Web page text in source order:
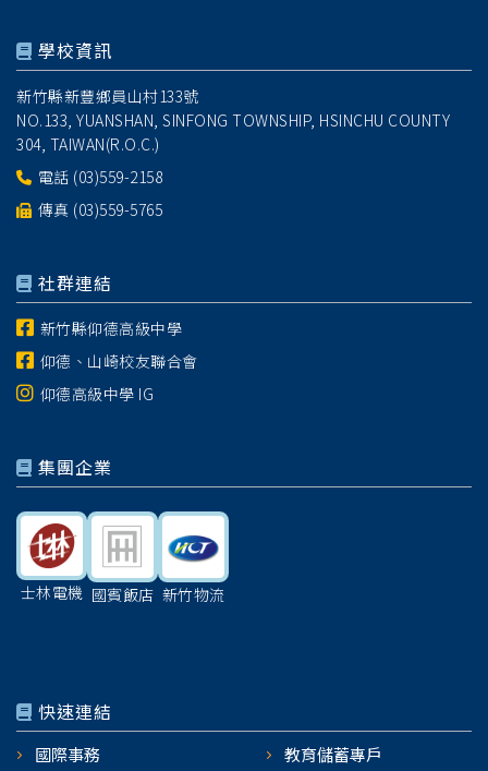
學校資訊
新竹縣新豐鄉員山村133號
NO.133, YUANSHAN, SINFONG TOWNSHIP, HSINCHU COUNTY
304, TAIWAN(R.O.C.)
電話 (03)559-2158
傳真 (03)559-5765
社群連結
新竹縣仰德高級中學
仰德、山崎校友聯合會
仰德高級中學 IG
集團企業
士林電機 國賓飯店 新竹物流
快速連結
國際事務 教育儲蓄專戶